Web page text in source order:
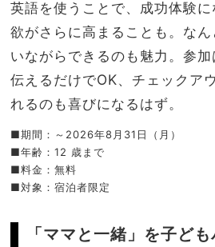
英語を使うことで、成功体験
欲がさらに高まることも。な
いながらできるのも魅力。参
伝えるだけでOK、チェックア
れるのも喜びになるはず。
■期間： ～ 2026年8 月 31 日（月）
■年齢： 12 歳まで
■料金：無料
■対象：宿泊者限定
「ママと一緒」を子ど